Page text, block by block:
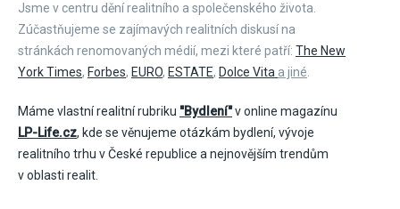
Jsme v centru dění realitního a společenského života.
Zúčastňujeme se zajímavých realitních diskusí na
stránkách renomovaných médií, mezi které patří: The New
York Times, Forbes, EURO, ESTATE, Dolce Vita a jiné
Máme vlastní realitní rubriku "Bydlení"v online magazínu
LP-Life.cz, kde se věnujeme otázkám bydlení, vývoje
realitního trhu v České republice a nejnovějším trendům
v oblasti realit.